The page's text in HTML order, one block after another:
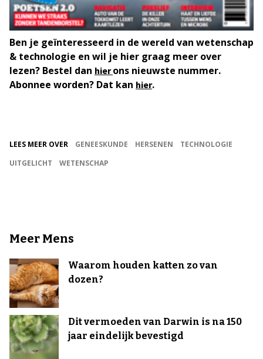
Ben je geïnteresseerd in de wereld van wetenschap
& technologie en wil je hier graag meer over
lezen? Bestel dan hierons nieuwste nummer.
Abonnee worden? Dat kan hier.
LEES MEER OVER GENEESKUNDE HERSENEN
TECHNOLOGIE
UITGELICHT
WETENSCHAP
Meer Mens
Waarom houden katten zo van
dozen?
Dit vermoeden van Darwin is na 150
jaar eindelijk bevestigd